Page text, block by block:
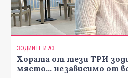
ЗОДИИТЕ И АЗ
Хората от тези ТРИ
място... независимо от